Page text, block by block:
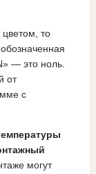
то
— это ноль.
от
с
могут